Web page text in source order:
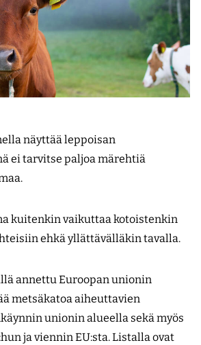
näyttää leppoisan
ei tarvitse paljoa märehtiä
kuitenkin vaikuttaa kotoistenkin
ehkä yllättävälläkin tavalla.
annettu Euroopan unionin
metsäkatoa aiheuttavien
unionin alueella sekä myös
ja viennin EU:sta. Listalla ovat